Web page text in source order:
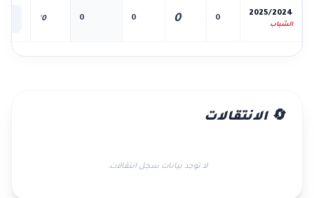
2025/2024
الشباب
0
0
0
0
0'
🔄 الانتقالات
لا توجد بيانات سجل انتقالات.